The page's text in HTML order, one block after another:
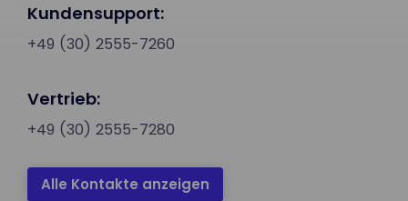
Kundensupport:
+49 (30) 2555-7260
Vertrieb:
+49 (30) 2555-7280
Alle Kontakte anzeigen